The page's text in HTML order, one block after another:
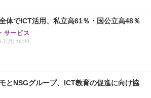
体でICT活用、私立高61％・国公立高48％
サービス
月) 16:20
とNSGグループ、ICT教育の促進に向け協